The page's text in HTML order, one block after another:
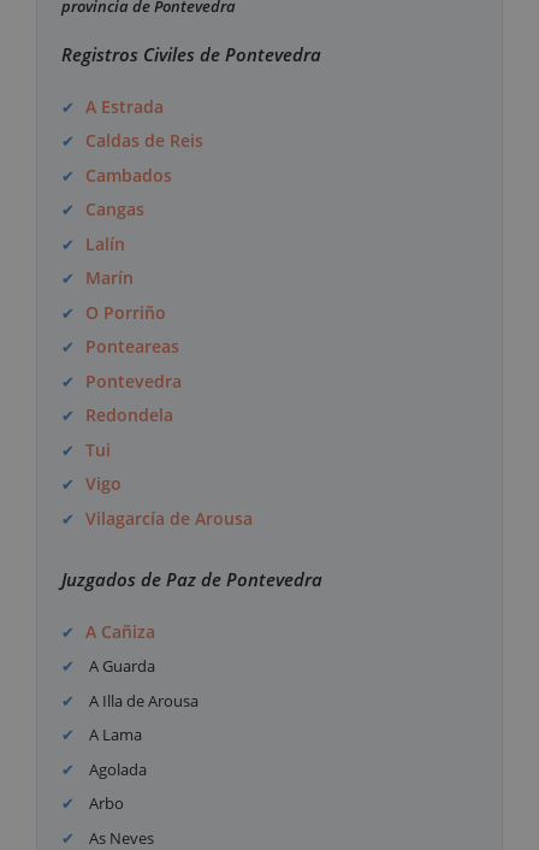
provincia de Pontevedra
Registros Civiles de Pontevedra
A Estrada
Caldas de Reis
Cambados
Cangas
Lalín
Marín
O Porriño
Ponteareas
Pontevedra
Redondela
Tui
Vigo
Vilagarcía de Arousa
Juzgados de Paz de Pontevedra
A Cañiza
A Guarda
A Illa de Arousa
A Lama
Agolada
Arbo
As Neves